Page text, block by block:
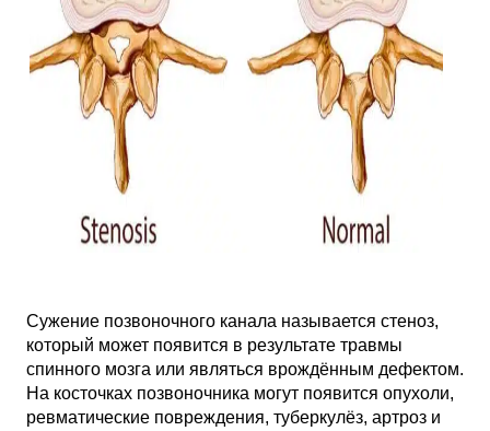
Сужение позвоночного канала называется стеноз,
который может появится в результате травмы
спинного мозга или являться врождённым дефектом.
На косточках позвоночника могут появится опухоли,
ревматические повреждения, туберкулёз, артроз и